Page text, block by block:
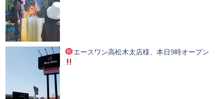
エースワン高松木太店様、本日9時オープン